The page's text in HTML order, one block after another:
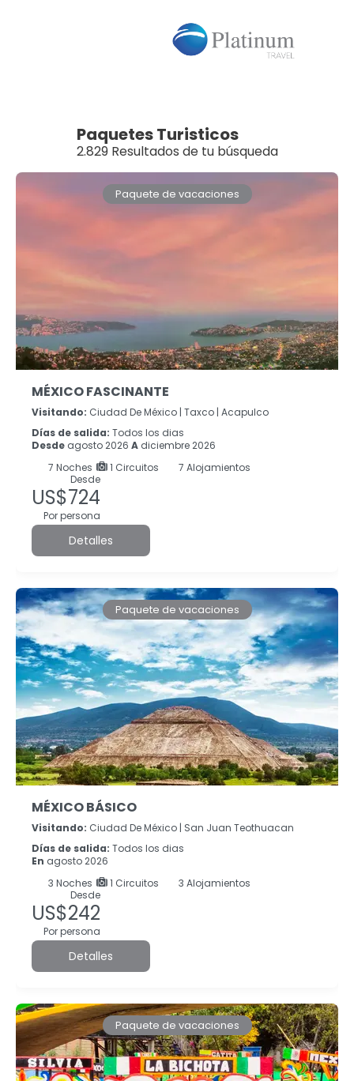
Paquetes Turisticos
2.829 Resultados de tu búsqueda
Paquete de vacaciones
MÉXICO FASCINANTE
Visitando: Ciudad De México | Taxco | Acapulco
Días de salida: Todos los dias
Desde agosto 2026 A diciembre 2026
7 Noches 1 Circuitos
7 Alojamientos
Desde
US$724
Por persona
Detalles
Paquete de vacaciones
MÉXICO BÁSICO
Visitando: Ciudad De México | San Juan Teothuacan
Días de salida: Todos los dias
En agosto 2026
3 Noches 1 Circuitos
3 Alojamientos
Desde
US$242
Por persona
Detalles
Paquete de vacaciones